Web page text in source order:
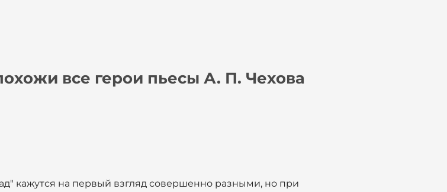
все герои пьесы А. П. Чехова
кажутся на первый взгляд совершенно разными, но при